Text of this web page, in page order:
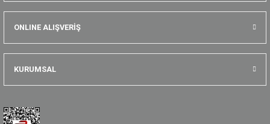
ONLINE ALIŞVERİŞ
KURUMSAL